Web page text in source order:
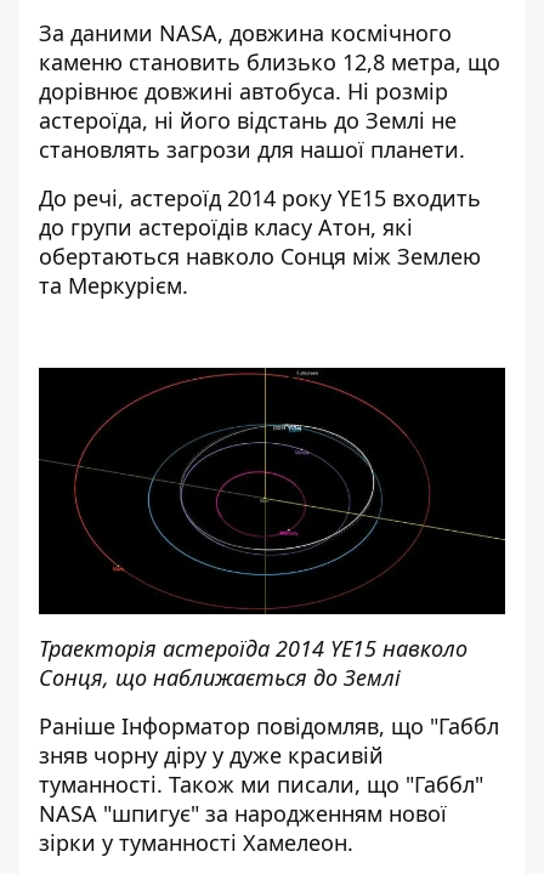
За даними NASA, довжина космічного
каменю становить близько 12,8 метра, що
дорівнює довжині автобуса. Ні розмір
астероїда, ні його відстань до Землі не
становлять загрози для нашої планети.
До речі, астероїд 2014 року YE15 входить
до групи астероїдів класу Атон, які
обертаються навколо Сонця між Землею
та Меркурієм.
Траекторія астероїда 2014 YE15 навколо
Сонця, що наближається до Землі
Раніше Інформатор повідомляв, що "Габбл
зняв чорну діру у дуже красивій
туманності. Також ми писали, що "Габбл"
NASA "шпигує" за народженням нової
зірки у туманності Хамелеон.